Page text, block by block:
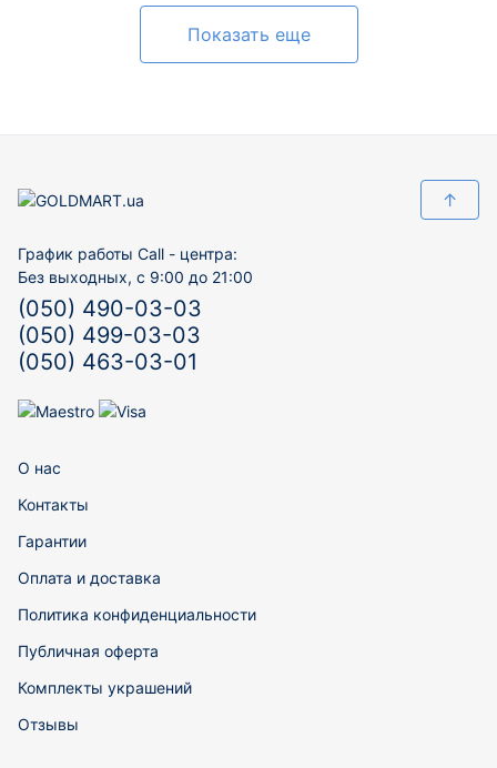
Показать еще
↑
График работы Call - центра:
Без выходных, с 9:00 до 21:00
(050) 490-03-03
(050) 499-03-03
(050) 463-03-01
О нас
Контакты
Гарантии
Оплата и доставка
Политика конфиденциальности
Публичная оферта
Комплекты украшений
Отзывы